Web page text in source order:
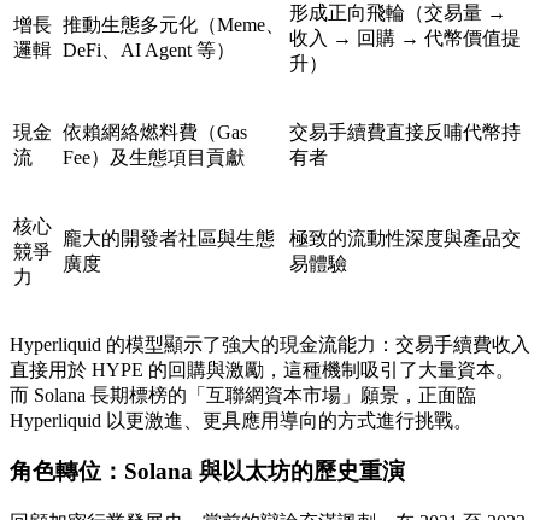
增長
邏輯
推動生態多元化（Meme、
DeFi、AI Agent 等）
形成正向飛輪（交易量 →
收入 → 回購 → 代幣價值提
升）
現金
流
依賴網絡燃料費（Gas
Fee）及生態項目貢獻
交易手續費直接反哺代幣持
有者
核心
競爭
力
龐大的開發者社區與生態
廣度
極致的流動性深度與產品交
易體驗
Hyperliquid 的模型顯示了強大的現金流能力：交易手續費收入
直接用於 HYPE 的回購與激勵，這種機制吸引了大量資本。
而 Solana 長期標榜的「互聯網資本市場」願景，正面臨
Hyperliquid 以更激進、更具應用導向的方式進行挑戰。
角色轉位：Solana 與以太坊的歷史重演